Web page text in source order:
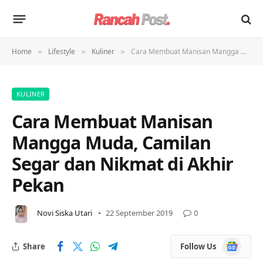
Home » Lifestyle » Kuliner » Cara Membuat Manisan Mangga Muda, Camilan Segar dan Nikmat di Akhir Pekan
KULINER
Cara Membuat Manisan
Mangga Muda, Camilan
Segar dan Nikmat di Akhir
Pekan
Novi Siska Utari 22 September 2019 0
Share Follow Us
Google
News